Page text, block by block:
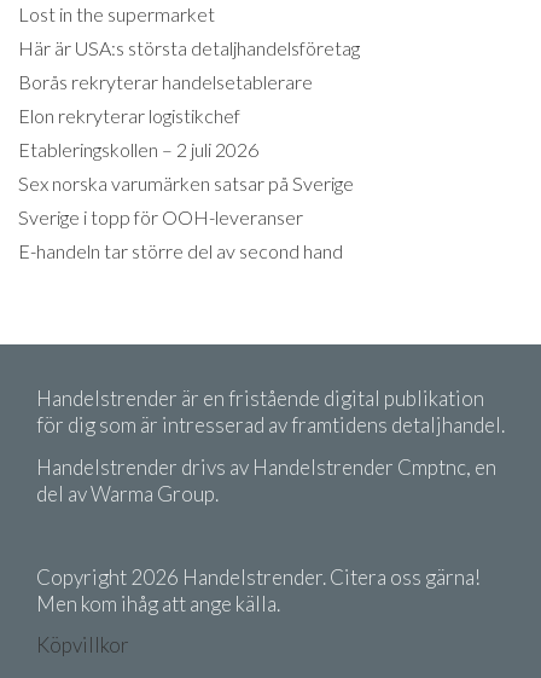
Lost in the supermarket
Här är USA:s största detaljhandelsföretag
Borås rekryterar handelsetablerare
Elon rekryterar logistikchef
Etableringskollen – 2 juli 2026
Sex norska varumärken satsar på Sverige
Sverige i topp för OOH-leveranser
E-handeln tar större del av second hand
Handelstrender är en fristående digital publikation
för dig som är intresserad av framtidens detaljhandel.
Handelstrender drivs av Handelstrender Cmptnc, en
del av Warma Group.
Copyright 2026 Handelstrender. Citera oss gärna!
Men kom ihåg att ange källa.
Köpvillkor